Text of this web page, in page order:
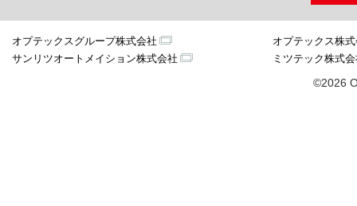
オプテックスグループ株式会社
オプテックス株
サンリツオートメイション株式会社
ミツテック株式
©2026